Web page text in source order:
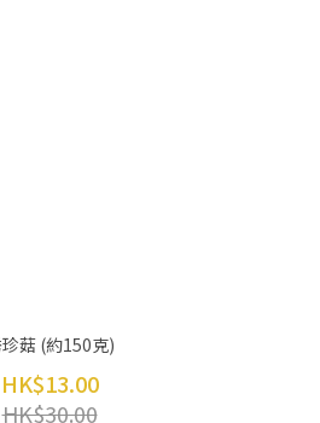
秀珍菇 (約150克)
HK$13.00
HK$30.00